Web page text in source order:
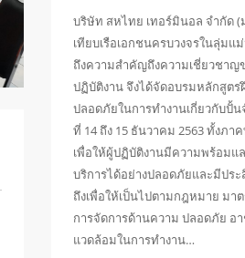
บริษัท สหไทย เทอร์มินอล จำกัด
เทียบเรือเอกชนครบวงจรในลุ่มแ
ถึงความสำคัญถึงความเชี่ยวชาญ
ปฏิบัติงาน จึงได้จัดอบรมหลักสูต
ปลอดภัยในการทำงานเกี่ยวกับปั้น
ที่ 14 ถึง 15 ธันวาคม 2563 ทั้งภ
เพื่อให้ผู้ปฏิบัติงานมีความพร้อมแ
บริการได้อย่างปลอดภัยและมีปร
ถึงเพื่อให้เป็นไปตามกฎหมาย มา
การจัดการด้านความ ปลอดภัย อ
แวดล้อมในการทำงาน…